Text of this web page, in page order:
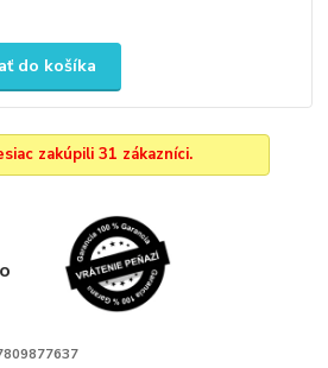
do košíka
zakúpili 31 zákazníci.